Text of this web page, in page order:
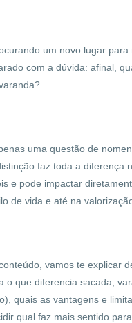
um novo lugar para
com a dúvida: afinal,
uma questão de
faz toda a diferença
e pode impactar
de vida e até na
vamos te explicar
o que diferencia sacada,
quais as vantagens e
qual faz mais sentido